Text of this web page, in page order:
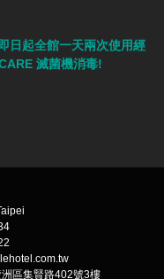
日起全館一天兩次使用經
滅菌機消毒!
區集賢路402號3樓